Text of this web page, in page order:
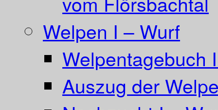
Welpen I – Wurf
Welpentagebuch
Auszug der